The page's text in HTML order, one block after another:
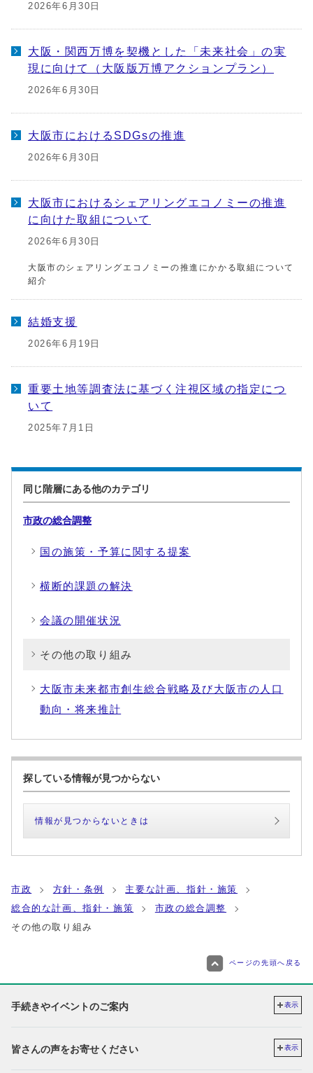
2026年6月30日
大阪・関西万博を契機とした「未来社会」の実
現に向けて（大阪版万博アクションプラン）
2026年6月30日
大阪市におけるSDGsの推進
2026年6月30日
大阪市におけるシェアリングエコノミーの推進
に向けた取組について
2026年6月30日
大阪市のシェアリングエコノミーの推進にかかる取組について
紹介
結婚支援
2026年6月19日
重要土地等調査法に基づく注視区域の指定につ
いて
2025年7月1日
同じ階層にある他のカテゴリ
市政の総合調整
国の施策・予算に関する提案
横断的課題の解決
会議の開催状況
その他の取り組み
大阪市未来都市創生総合戦略及び大阪市の人口
動向・将来推計
探している情報が見つからない
情報が見つからないときは
市政 方針・条例
主要な計画、指針・施策
総合的な計画、指針・施策
市政の総合調整
その他の取り組み
ページの先頭へ戻る
手続きやイベントのご案内 表示
皆さんの声をお寄せください 表示